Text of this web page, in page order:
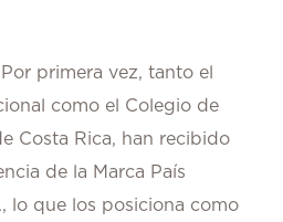
Por primera vez, tanto el
como el Colegio de
Costa Rica, han recibido
de la Marca País
lo que los posiciona como